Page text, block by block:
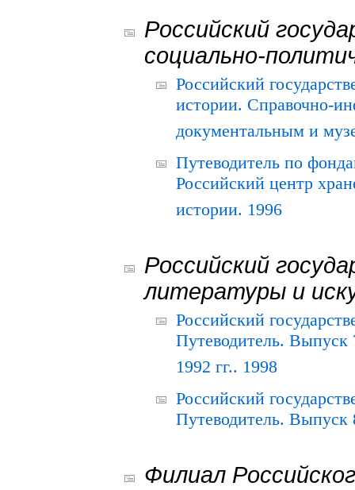
Российский
социально-
Российский
истории. Справочно-
документальным и
Путеводитель по
Российский центр
истории. 1996
Российский
литературы и
Российский
Путеводитель.
1992 гг.. 1998
Российский
Путеводитель. Выпуск
Филиал